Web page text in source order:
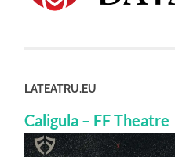
LATEATRU.EU
Caligula – FF Theatre